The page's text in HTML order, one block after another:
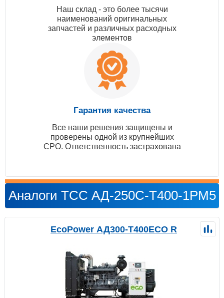
Наш склад - это более тысячи
наименований оригинальных
запчастей и различных расходных
элементов
Гарантия качества
Все наши решения защищены и
проверены одной из крупнейших
СРО. Ответственность застрахована
Аналоги ТСС АД-250С-Т400-1РМ5
EcoPower АД300-T400ECO R